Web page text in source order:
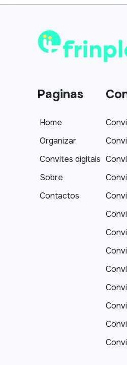
Paginas
Home
Organizar
Convites digitais
Sobre
Contactos